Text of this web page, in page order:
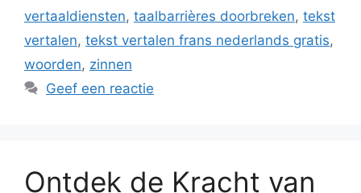
vertaaldiensten, taalbarrières doorbreken, tekst
vertalen, tekst vertalen frans nederlands gratis,
woorden, zinnen
Geef een reactie
Ontdek de Kracht van